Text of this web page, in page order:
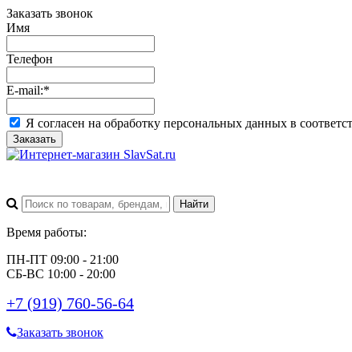
Заказать звонок
Имя
Телефон
E-mail:*
Я согласен на обработку персональных данных в
Заказать
Время работы:
ПН-ПТ 09:00 - 21:00
СБ-ВС 10:00 - 20:00
+7 (919) 760-56-64
Заказать звонок